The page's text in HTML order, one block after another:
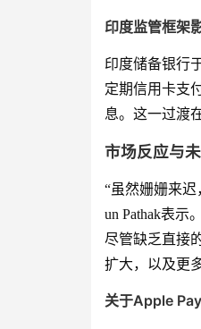
印度监管框架
印度储备银行
定期信用卡支
息。这一过渡
市场反应与
“虽然姗姗来迟
un Pathak表示。
尽管缺乏直接
扩大，以及更
关于Apple